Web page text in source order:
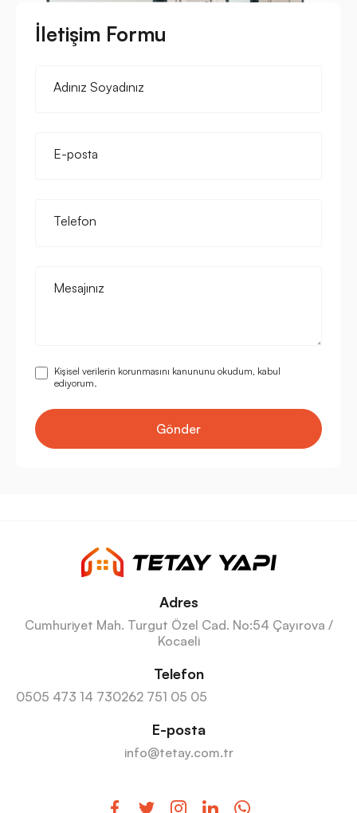
İletişim Formu
Adınız Soyadınız
E-posta
Telefon
Mesajınız
Kişisel verilerin korunmasını kanununu okudum, kabul
ediyorum.
Gönder
Adres
Cumhuriyet Mah. Turgut Özel Cad. No:54 Çayırova /
Kocaeli
Telefon
0505 473 14 730262 751 05 05
E-posta
info@tetay.com.tr